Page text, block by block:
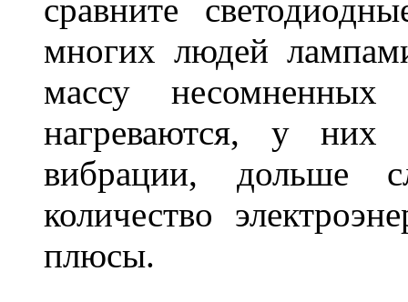
сравните
многих людей
массу
нагреваются, у них
вибрации, дольше
количество
плюсы.